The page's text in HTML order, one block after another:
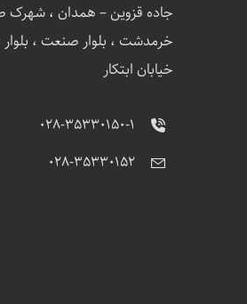
جاده قزوین – همدان ، شهرک
خرمدشت ، بلوار صنعت ، بلوار
خیابان ابتکار
۰۲۸-۳۵۳۳۰۱۵۰-۱
۰۲۸-۳۵۳۳۰۱۵۲